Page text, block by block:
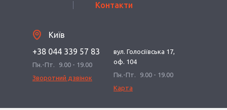
Контакти
Київ
+38 044 339 57 83
Пн.-Пт.
9.00 - 19.00
Зворотний дзвінок
вул. Голосіївська 17,
оф. 104
Пн.-Пт.
9.00 - 19.00
Карта